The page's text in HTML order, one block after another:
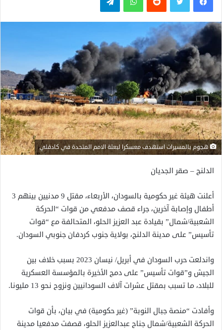
هجوم بالمسيرات استهدف معسكرا لبعثة الامم المتحدة في كادقلي
الدلنج – صقر الجديان
أعلنت هيئة غير حكومية بالسودان، الأربعاء، مقتل 9 مدنيين بينهم 3
أطفال وإصابة آخرين، جراء قصف مدفعي من قوات “الحركة
الشعبية/شمال” بقيادة عبد العزيز الحلو، المتحالفة مع “قوات
تأسيس” على مدينة الدلنج، بولاية جنوب كردفان جنوبي السودان.
واندلعت حرب السودان في أبريل/ نيسان 2023 بسبب خلاف بين
الجيش و”قوات تأسيس” على دمج الأخيرة بالمؤسسة العسكرية
للبلاد، ما تسبب بمقتل عشرات آلاف السودانيين ونزوح نحو 13 مليونا.
وأفادت “منصة جبال النوبة” (غير حكومية) في بيان، بأن قوات
الحركة الشعبية/شمال جناح عبدالعزيز الحلو، قصفت مدفعيا مدينة